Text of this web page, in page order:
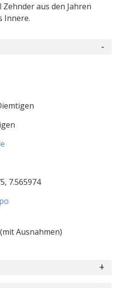
aus den Jahren
Innere.
, 7.565974
Ausnahmen)